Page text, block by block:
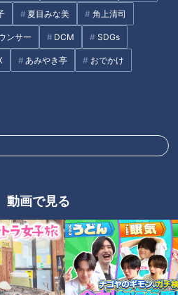
夏目みな美 角上清司
ンサー DCM SDGs
あみやき亭 おでかけ
動画で見る
めん』(870円)。国産牛テールだ
なスープが、中太麺によくからみ